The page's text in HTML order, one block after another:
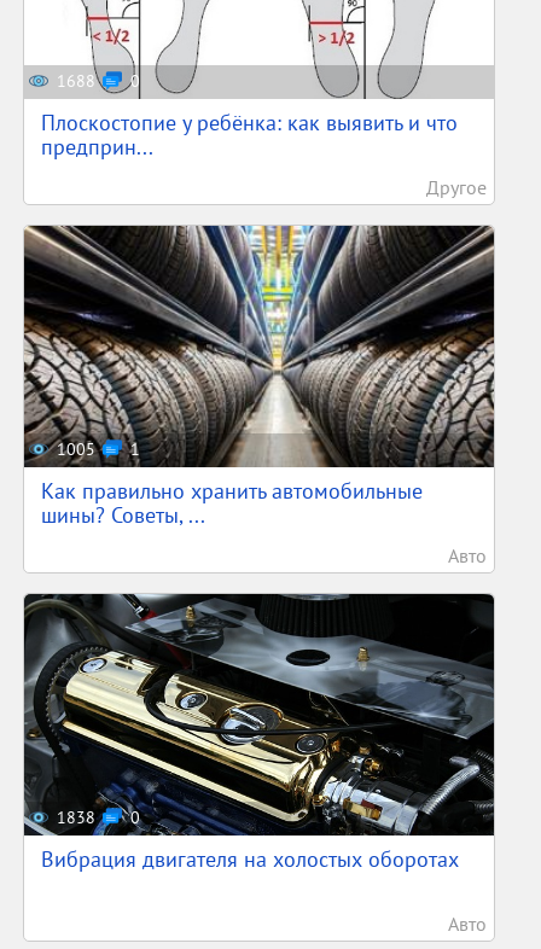
1688 0
Плоскостопие у ребёнка: как выявить и что
предприн...
Другое
1005 1
Как правильно хранить автомобильные
шины? Советы, ...
Авто
1838 0
Вибрация двигателя на холостых оборотах
Авто